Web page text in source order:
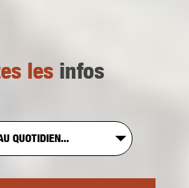
les infos
QUOTIDIEN...